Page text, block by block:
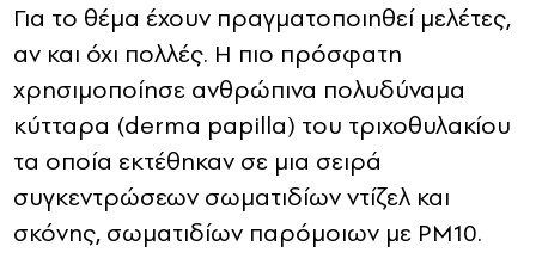
Για το θέμα έχουν πραγματοποιηθεί μελέτες,
αν και όχι πολλές. Η πιο πρόσφατη
χρησιμοποίησε ανθρώπινα πολυδύναμα
κύτταρα (derma papilla) του τριχοθυλακίου
τα οποία εκτέθηκαν σε μια σειρά
συγκεντρώσεων σωματιδίων ντίζελ και
σκόνης, σωματιδίων παρόμοιων με PM10.